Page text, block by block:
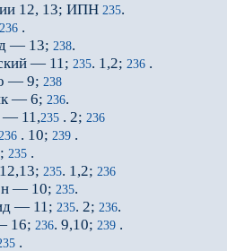
12, 13; ИПН 235.
236 .
— 13; 238.
— 11; 235. 1,2; 236 .
— 9; 238
— 6; 236.
— 11,235 . 2; 236
. 10; 239 .
235 .
235. 1,2; 236
— 10; 235.
— 11; 235. 2; 236.
16; 236. 9,10; 239 .
.